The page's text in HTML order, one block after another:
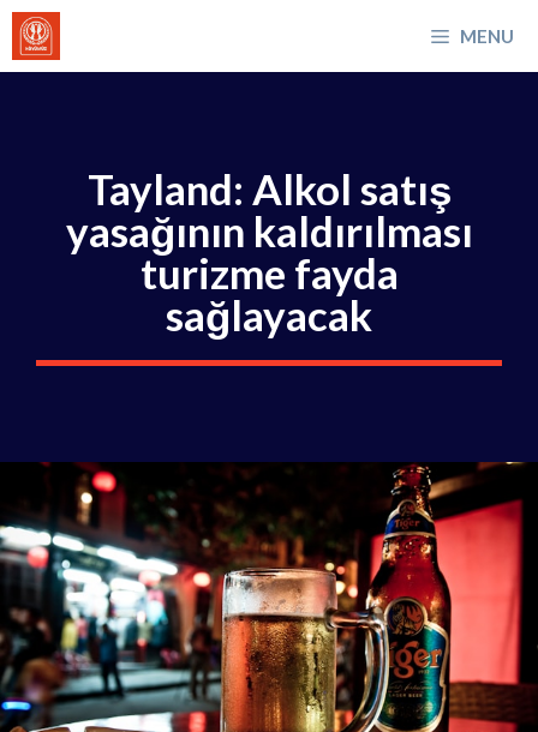
İçeriğe
atla
MENU
Tayland: Alkol satış
yasağının kaldırılması
turizme fayda
sağlayacak